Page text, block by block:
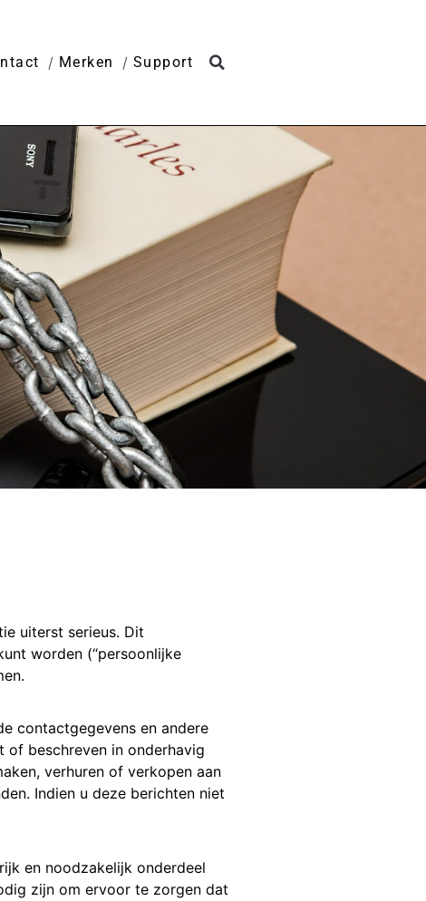
Merken Support
uiterst serieus. Dit
worden (“persoonlijke
contactgegevens en andere
beschreven in onderhavig
verhuren of verkopen aan
Indien u deze berichten niet
en noodzakelijk onderdeel
zijn om ervoor te zorgen dat